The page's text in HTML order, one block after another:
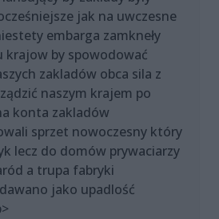
jak na uwczesne
embarga zamkneły
krajow by spowodować
zakladów obca sila z
naszym krajem po
konta zakladów
sprzet nowoczesny który
lecz do domów prywaciarzy
a trupa fabryki
jako upadlość